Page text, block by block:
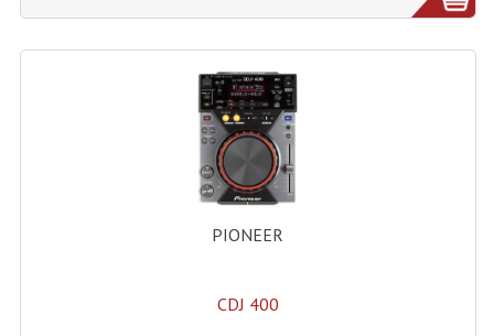
Effets Lumineux, Centre De Piste
Effets Lumineux, Effets Disco
Electronique Commande Light
Blocs De Puissance
PIONEER
CDJ 400